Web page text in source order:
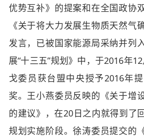
优势互补》的提案和在全国政协
《关于将大力发展生物质天然气
发言，已被国家能源局采纳并列
展“十三五”规划》中，于2016年
戈委员获台盟中央授予2016年
奖。王小燕委员反映的《关于增
的建议》，在20日之内就得到了
规划实施阶段。徐涛委员提交的